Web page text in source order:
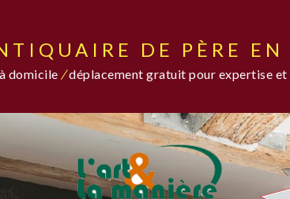
DE PÈRE EN
domicile /déplacement gratuit pour expertise